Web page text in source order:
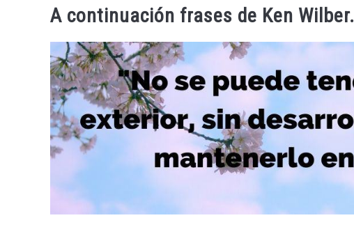
A continuación frases de Ken Wilber.